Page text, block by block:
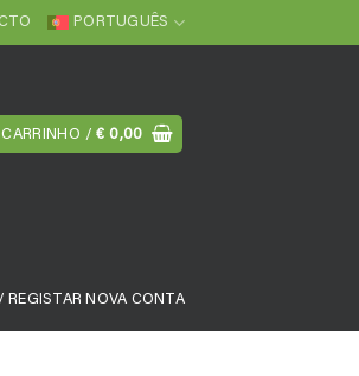
PORTUGUÊS
CARRINHO /€ 0,00
REGISTAR NOVA CONTA